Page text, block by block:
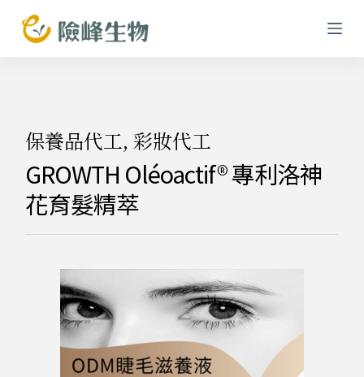
跳
至
保養品代工, 彩妝代工
GROWTH Oléoactif® 專利洛神
花育髮精萃